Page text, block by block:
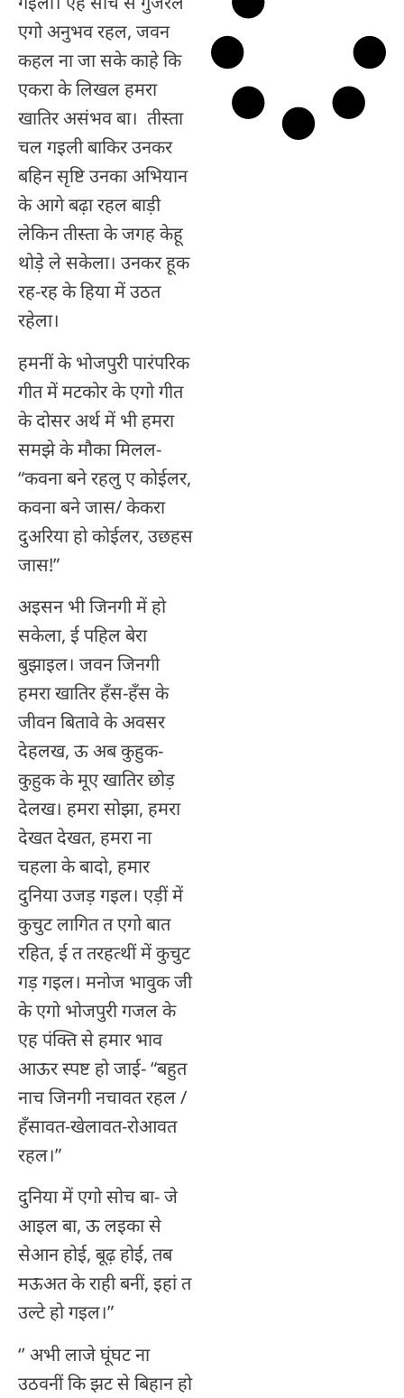
एगो अनुभव रहल, जवन
कहल ना जा सके काहे कि
एकरा के लिखल हमरा
खातिर असंभव बा। तीस्ता
चल गइली बाकिर उनकर
बहिन सृष्टि उनका अभियान
के आगे बढ़ा रहल बाड़ी
लेकिन तीस्ता के जगह केहू
थोड़े ले सकेला। उनकर हूक
रह-रह के हिया में उठत
रहेला।
हमनीं के भोजपुरी पारंपरिक
गीत में मटकोर के एगो गीत
के दोसर अर्थ में भी हमरा
समझे के मौका मिलल-
“कवना बने रहलु ए कोईलर,
कवना बने जास/ केकरा
दुअरिया हो कोईलर, उछहस
जास!”
अइसन भी जिनगी में हो
सकेला, ई पहिल बेरा
बुझाइल। जवन जिनगी
हमरा खातिर हॅंस-हॅंस के
जीवन बितावे के अवसर
देहलख, ऊ अब कुहुक-
कुहुक के मूए खातिर छोड़
देलख। हमरा सोझा, हमरा
देखत देखत, हमरा ना
चहला के बादो, हमार
दुनिया उजड़ गइल। एड़ीं में
कुचुट लागित त एगो बात
रहित, ई त तरहत्थीं में कुचुट
गड़ गइल। मनोज भावुक जी
के एगो भोजपुरी गजल के
एह पंक्ति से हमार भाव
आऊर स्पष्ट हो जाई- “बहुत
नाच जिनगी नचावत रहल /
हॅंसावत-खेलावत-रोआवत
रहल।”
दुनिया में एगो सोच बा- जे
आइल बा, ऊ लइका से
सेआन होई, बूढ़ होई, तब
मऊअत के राही बनीं, इहां त
उल्टे हो गइल।”
‘’ अभी लाजे घूंघट ना
उठवनीं कि झट से बिहान हो